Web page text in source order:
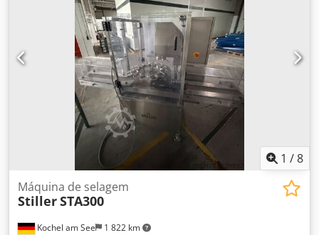
1 /8
Kochel am See 1 822 km
Máquina de selagem
StillerSTA300